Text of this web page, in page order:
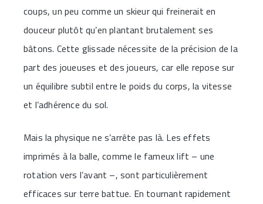
coups, un peu comme un skieur qui freinerait en
douceur plutôt qu’en plantant brutalement ses
bâtons. Cette glissade nécessite de la précision de la
part des joueuses et des joueurs, car elle repose sur
un équilibre subtil entre le poids du corps, la vitesse
et l’adhérence du sol.
Mais la physique ne s’arrête pas là. Les effets
imprimés à la balle, comme le fameux lift – une
rotation vers l’avant –, sont particulièrement
efficaces sur terre battue. En tournant rapidement